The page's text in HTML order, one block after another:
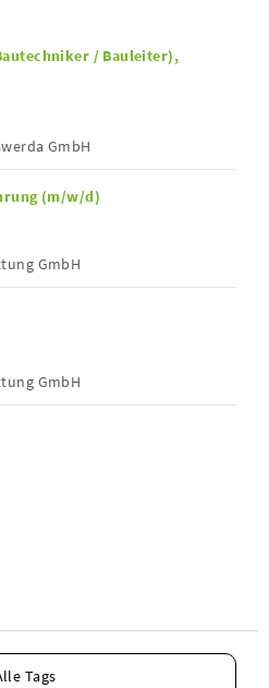
/ Bauleiter),
GmbH
(m/w/d)
GmbH
GmbH
Tags